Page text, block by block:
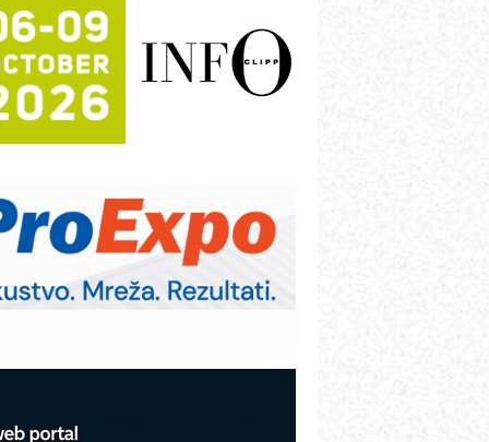
u industriji
TITAN ADVANCED INDICATOR
Pametna signalizacija za efikasnije
mašinama
elektranama i vetroparkovima
i odgovornog građenja
porodične kompanije do jednog od
vodećih distributera profesionalne
i SCHUNK podižu proizvodnju
Detekcija različitih oblika